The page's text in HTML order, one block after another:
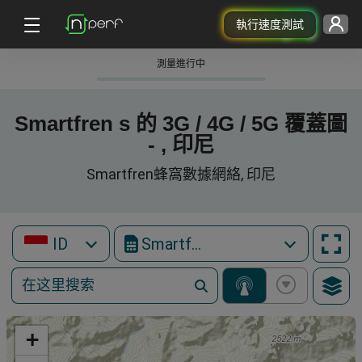
執行速度測試
測量進行中
Smartfren s 的 3G / 4G / 5G 覆蓋圖
- , 印尼
Smartfren蜂窩數據網絡, 印尼
ID Smartfren
+